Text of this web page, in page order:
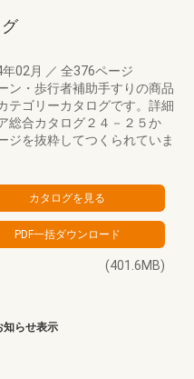
02月 ／ 全376ページ
ン・歩行者補助手すりの商品
テゴリーカタログです。詳細
総合カタログ２４－２５か
ジを抜粋してつくられていま
(401.6MB)
知らせ表示